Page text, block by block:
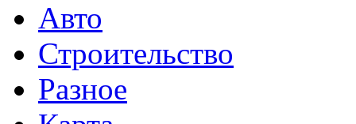
Авто
Строительство
Разное